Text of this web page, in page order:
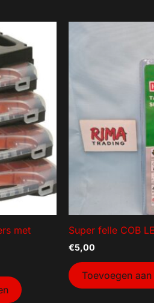
met
Super felle COB
€5,00
Toevoegen